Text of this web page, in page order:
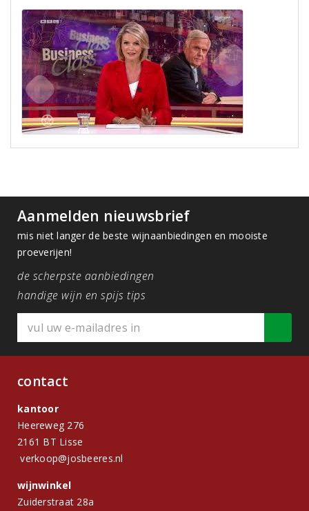
Aanmelden nieuwsbrief
mis niet langer de beste wijnaanbiedingen en mooiste
proeverijen!
de scherpste aanbiedingen
handige wijn en spijs tips
contact
kantoor
Heereweg 276
2161 BT Lisse
verkoop@josbeeres.nl
wijnwinkel
Zuiderstraat 28a